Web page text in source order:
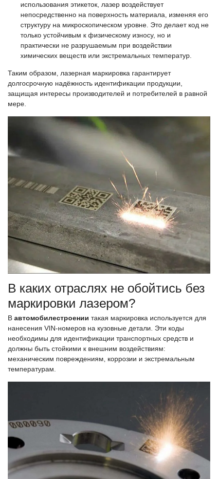
использования этикеток, лазер воздействует
непосредственно на поверхность материала, изменяя его
структуру на микроскопическом уровне. Это делает код не
только устойчивым к физическому износу, но и
практически не разрушаемым при воздействии
химических веществ или экстремальных температур.
Таким образом, лазерная маркировка гарантирует
долгосрочную надёжность идентификации продукции,
защищая интересы производителей и потребителей в равной
мере.
В каких отраслях не обойтись без
маркировки лазером?
В автомобилестроении такая маркировка используется для
нанесения VIN-номеров на кузовные детали. Эти коды
необходимы для идентификации транспортных средств и
должны быть стойкими к внешним воздействиям:
механическим повреждениям, коррозии и экстремальным
температурам.